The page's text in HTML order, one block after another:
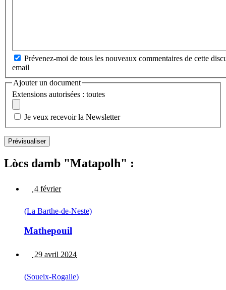
Prévenez-moi de tous les nouveaux commentaires de cette
email
Ajouter un document
Extensions autorisées : toutes
Je veux recevoir la Newsletter
Lòcs damb "Matapolh" :
4 février
(La Barthe-de-Neste)
Mathepouil
29 avril 2024
(Soueix-Rogalle)